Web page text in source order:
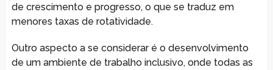
de crescimento e progresso, o que se traduz em
menores taxas de rotatividade.
Outro aspecto a se considerar é o desenvolvimento
de um ambiente de trabalho inclusivo, onde todas as